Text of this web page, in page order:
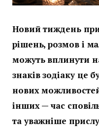
Новий тиждень
рішень, розмов і
можуть вплинути
знаків зодіаку це
нових
інших — час
та уважніше